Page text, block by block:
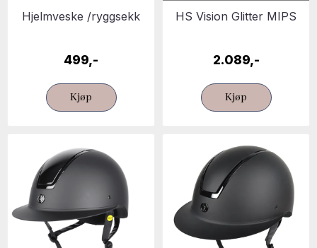
Hjelmveske /ryggsekk
499,-
Kjøp
HS Vision Glitter MIPS
2.089,-
Kjøp